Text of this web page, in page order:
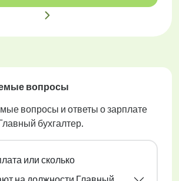
вопросы
вопросы и ответы о зарплате
бухгалтер.
или сколько